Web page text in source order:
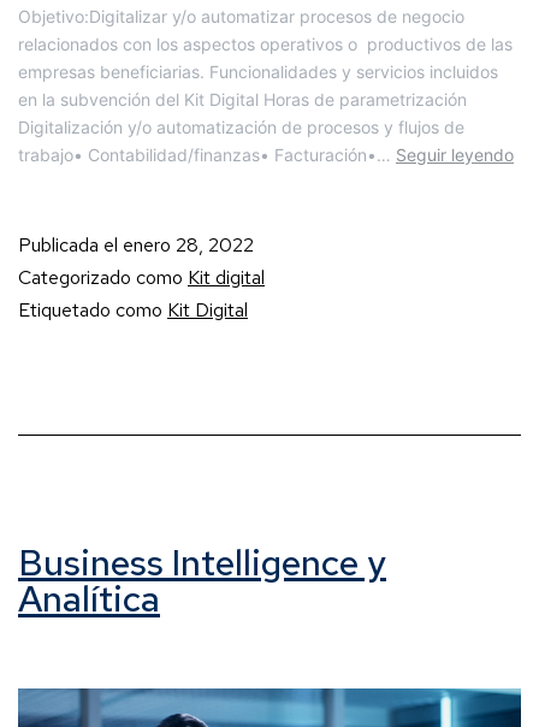
Objetivo:Digitalizar y/o automatizar procesos de negocio
relacionados con los aspectos operativos o productivos de las
empresas beneficiarias. Funcionalidades y servicios incluidos
en la subvención del Kit Digital Horas de parametrización
Digitalización y/o automatización de procesos y flujos de
trabajo• Contabilidad/finanzas• Facturación•… Seguir leyendo
Publicada el enero 28, 2022
Categorizado como Kit digital
Etiquetado como Kit Digital
Business Intelligence y
Analítica